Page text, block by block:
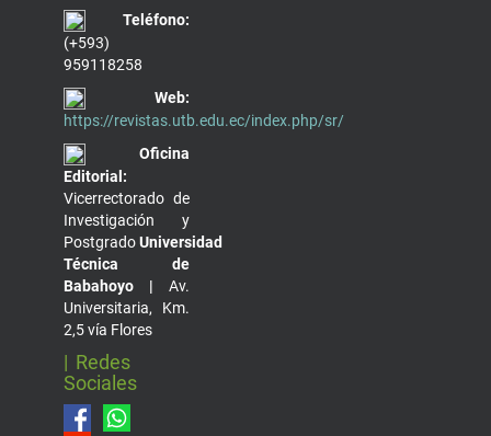
Teléfono:
(+593)
959118258
Web:
https://revistas.utb.edu.ec/index.php/sr/
Oficina
Editorial:
Vicerrectorado de
Investigación y
PostgradoUniversidad
Técnica de
Babahoyo | Av.
Universitaria, Km.
2,5 vía Flores
| Redes
Sociales